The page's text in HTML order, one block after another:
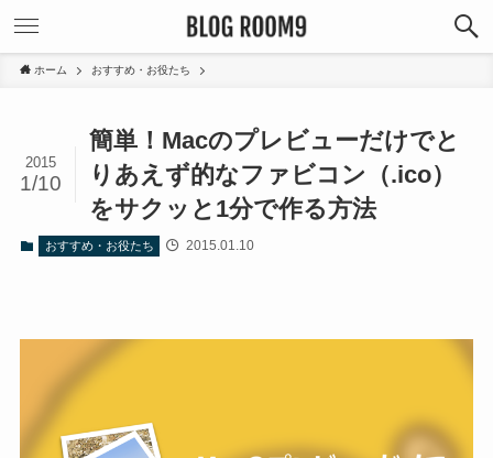
ホーム おすすめ・お役たち
簡単！Macのプレビューだけでと
りあえず的なファビコン（.ico）
をサクッと1分で作る方法
2015
1/10
おすすめ・お役たち 2015.01.10